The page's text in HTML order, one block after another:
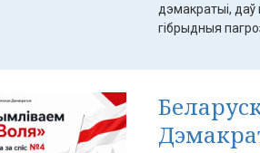
дэмакратыі,
гібрыдныя